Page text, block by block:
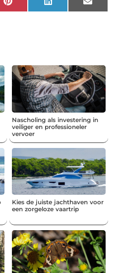
PinterestLinkedInEmail
Nascholing als investering in
veiliger en professioneler
vervoer
Kies de juiste jachthaven voor
een zorgeloze vaartrip